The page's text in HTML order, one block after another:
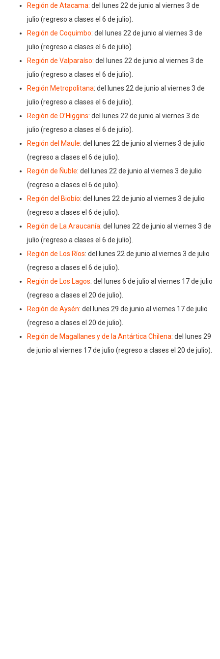
Región de Atacama: del lunes 22 de junio al viernes 3 de
julio (regreso a clases el 6 de julio).
Región de Coquimbo: del lunes 22 de junio al viernes 3 de
julio (regreso a clases el 6 de julio).
Región de Valparaíso: del lunes 22 de junio al viernes 3 de
julio (regreso a clases el 6 de julio).
Región Metropolitana: del lunes 22 de junio al viernes 3 de
julio (regreso a clases el 6 de julio).
Región de O’Higgins: del lunes 22 de junio al viernes 3 de
julio (regreso a clases el 6 de julio).
Región del Maule: del lunes 22 de junio al viernes 3 de julio
(regreso a clases el 6 de julio).
Región de Ñuble: del lunes 22 de junio al viernes 3 de julio
(regreso a clases el 6 de julio).
Región del Biobío: del lunes 22 de junio al viernes 3 de julio
(regreso a clases el 6 de julio).
Región de La Araucanía: del lunes 22 de junio al viernes 3 de
julio (regreso a clases el 6 de julio).
Región de Los Ríos: del lunes 22 de junio al viernes 3 de julio
(regreso a clases el 6 de julio).
Región de Los Lagos: del lunes 6 de julio al viernes 17 de julio
(regreso a clases el 20 de julio).
Región de Aysén: del lunes 29 de junio al viernes 17 de julio
(regreso a clases el 20 de julio).
Región de Magallanes y de la Antártica Chilena: del lunes 29
de junio al viernes 17 de julio (regreso a clases el 20 de julio).